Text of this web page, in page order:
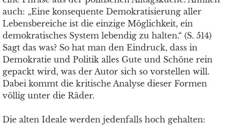
auch: „Eine konsequente Demokratisierung aller
Lebensbereiche ist die einzige Möglichkeit, ein
demokratisches System lebendig zu halten.“ (S. 514)
Sagt das was? So hat man den Eindruck, dass in
Demokratie und Politik alles Gute und Schöne rein
gepackt wird, was der Autor sich so vorstellen will.
Dabei kommt die kritische Analyse dieser Formen
völlig unter die Räder.
Die alten Ideale werden jedenfalls hoch gehalten: